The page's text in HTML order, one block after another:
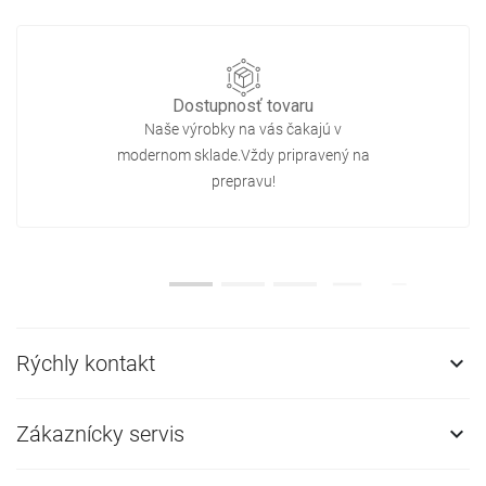
Dostupnosť tovaru
Naše výrobky na vás čakajú v
modernom sklade.Vždy pripravený na
prepravu!
Rýchly kontakt 
Zákaznícky servis 